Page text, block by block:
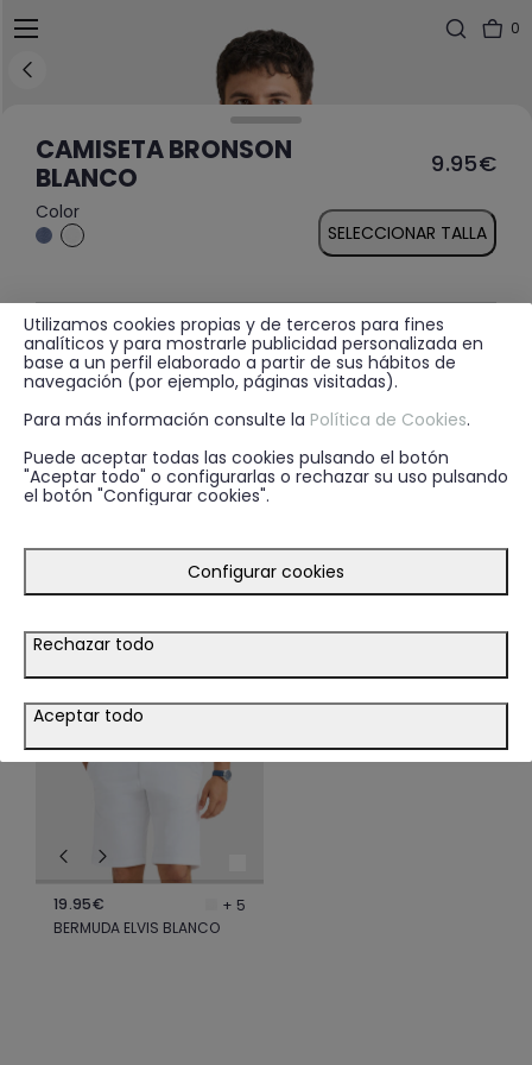
0
CAMISETA BRONSON
BLANCO
9.95€
Color
SELECCIONAR TALLA
MÁS INFORMACIÓN
DISPONIBILIDAD EN TIENDA
TE PODRÍA INTERESAR
LOOK
19.95€
+ 5
BERMUDA ELVIS BLANCO
Utilizamos cookies propias y de terceros para fines
analíticos y para mostrarle publicidad personalizada en
base a un perfil elaborado a partir de sus hábitos de
navegación (por ejemplo, páginas visitadas).
Para más información consulte la Política de Cookies.
Puede aceptar todas las cookies pulsando el botón
"Aceptar todo" o configurarlas o rechazar su uso pulsando
el botón "Configurar cookies".
Configurar cookies
Rechazar todo
Aceptar todo